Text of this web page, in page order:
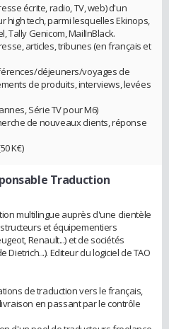
écrite, radio, TV, web) d'un
high tech, parmi lesquelles Ekinops,
Tally Genicom, MailInBlack.
articles, tribunes (en français et
déjeuners/voyages de
de produits, interviews, levées
Série TV pour M6)
de nouveaux clients, réponse
K€)
Traduction
multilingue auprès d'une clientèle
et équipementiers
Renault...) et de sociétés
Editeur du logiciel de TAO
de traduction vers le français,
en passant par le contrôle